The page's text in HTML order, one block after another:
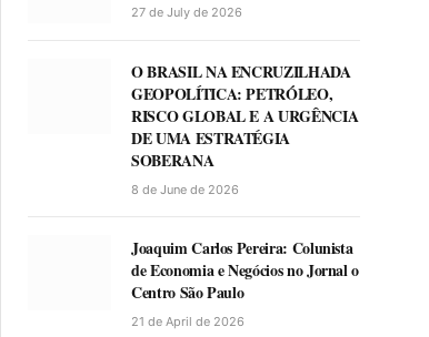
27 de July de 2026
O BRASIL NA ENCRUZILHADA
GEOPOLÍTICA: PETRÓLEO,
RISCO GLOBAL E A URGÊNCIA
DE UMA ESTRATÉGIA
SOBERANA
8 de June de 2026
Joaquim Carlos Pereira: Colunista
de Economia e Negócios no Jornal o
Centro São Paulo
21 de April de 2026